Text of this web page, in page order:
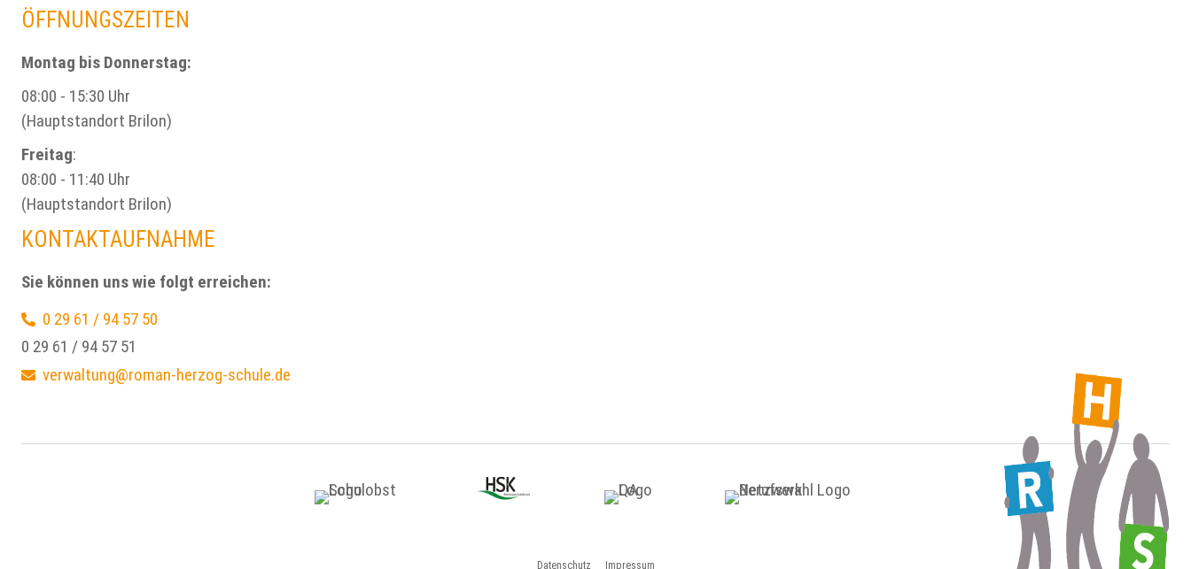
ÖFFNUNGSZEITEN
Montag bis Donnerstag:
08:00 - 15:30 Uhr
(Hauptstandort Brilon)
Freitag:
08:00 - 11:40 Uhr
(Hauptstandort Brilon)
KONTAKTAUFNAHME
Sie können uns wie folgt erreichen:
0 29 61 / 94 57 50
0 29 61 / 94 57 51
verwaltung@roman-herzog-schule.de
Datenschutz Impressum